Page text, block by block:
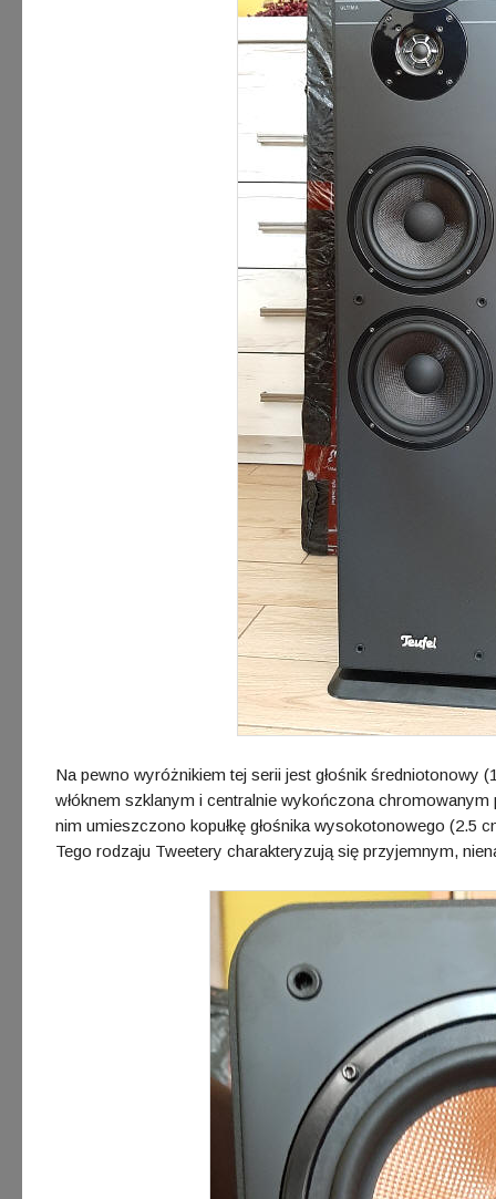
Na pewno wyróżnikiem tej serii jest głośnik średniotonowy
włóknem szklanym i centralnie wykończona
nim umieszczono kopułkę głośnika wysokotonowego (2.5
Tego rodzaju Tweetery charakteryzują się przyjemnym,